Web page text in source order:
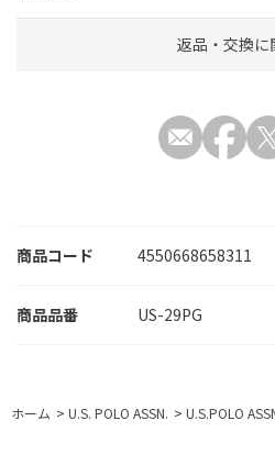
商品コード 4550668658311
US-29PG
返品・交換に
ホーム > U.S. POLO ASSN. > U.S.POLO